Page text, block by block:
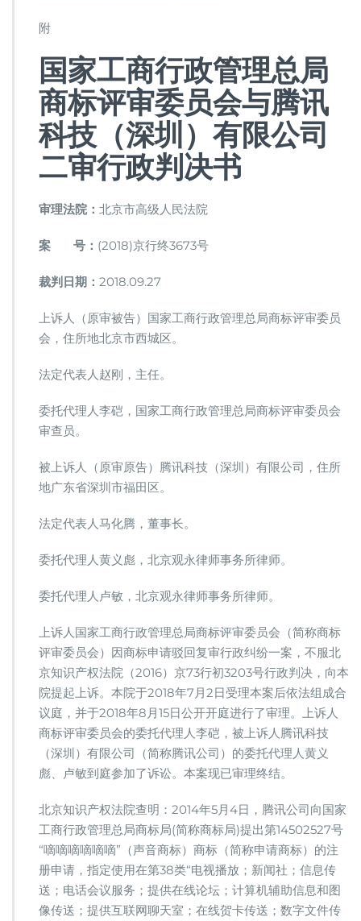
附
国家工商行政管理总局
商标评审委员会与腾讯
科技（深圳）有限公司
二审行政判决书
审理法院： 北京市高级人民法院
案 号： (2018)京行终3673号
裁判日期： 2018.09.27
上诉人（原审被告）国家工商行政管理总局商标评审委员
会，住所地北京市西城区。
法定代表人赵刚，主任。
委托代理人李硙，国家工商行政管理总局商标评审委员会
审查员。
被上诉人（原审原告）腾讯科技（深圳）有限公司，住所
地广东省深圳市福田区。
法定代表人马化腾，董事长。
委托代理人黄义彪，北京观永律师事务所律师。
委托代理人卢敏，北京观永律师事务所律师。
上诉人国家工商行政管理总局商标评审委员会（简称商标
评审委员会）因商标申请驳回复审行政纠纷一案，不服北
京知识产权法院（2016）京73行初3203号行政判决，向本
院提起上诉。本院于2018年7月2日受理本案后依法组成合
议庭，并于2018年8月15日公开开庭进行了审理。上诉人
商标评审委员会的委托代理人李硙，被上诉人腾讯科技
（深圳）有限公司（简称腾讯公司）的委托代理人黄义
彪、卢敏到庭参加了诉讼。本案现已审理终结。
北京知识产权法院查明：2014年5月4日，腾讯公司向国家
工商行政管理总局商标局(简称商标局)提出第14502527号
“嘀嘀嘀嘀嘀嘀”（声音商标）商标（简称申请商标）的注
册申请，指定使用在第38类“电视播放；新闻社；信息传
送；电话会议服务；提供在线论坛；计算机辅助信息和图
像传送；提供互联网聊天室；在线贺卡传送；数字文件传